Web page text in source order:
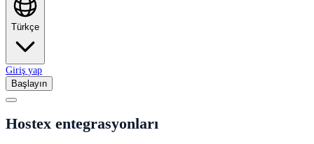
Türkçe
Giriş yap
Başlayın
Hostex entegrasyonları